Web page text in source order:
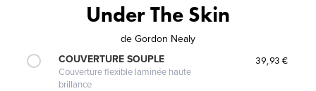
Under The Skin
de Gordon Nealy
COUVERTURE SOUPLE
Couverture flexible laminée haute
brillance
39,93 €